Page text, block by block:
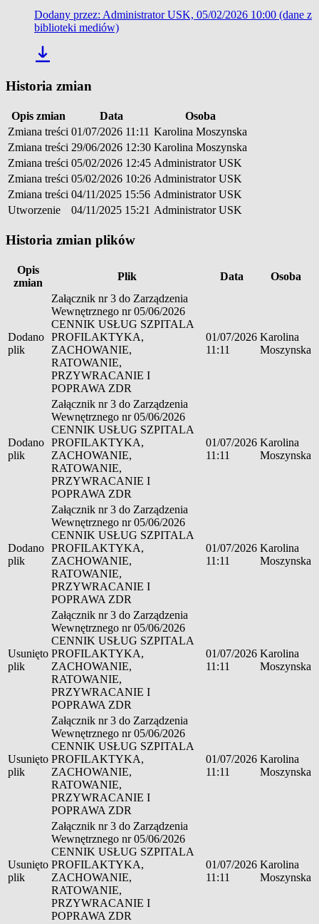
Dodany przez: Administrator USK, 05/02/2026 10:00 (dane z
biblioteki mediów)
Historia zmian
Opis zmian Data
Osoba
Zmiana treści 01/07/2026 11:11 Karolina Moszynska
Zmiana treści 29/06/2026 12:30 Karolina Moszynska
Zmiana treści 05/02/2026 12:45 Administrator USK
Zmiana treści 05/02/2026 10:26 Administrator USK
Zmiana treści 04/11/2025 15:56 Administrator USK
Utworzenie
04/11/2025 15:21 Administrator USK
Historia zmian plików
Opis
zmian
Plik Data Osoba
Dodano
plik
Załącznik nr 3 do Zarządzenia
Wewnętrznego nr 05/06/2026
CENNIK USŁUG SZPITALA
PROFILAKTYKA,
ZACHOWANIE,
RATOWANIE,
PRZYWRACANIE I
POPRAWA ZDR
01/07/2026
11:11
Karolina
Moszynska
Dodano
plik
Załącznik nr 3 do Zarządzenia
Wewnętrznego nr 05/06/2026
CENNIK USŁUG SZPITALA
PROFILAKTYKA,
ZACHOWANIE,
RATOWANIE,
PRZYWRACANIE I
POPRAWA ZDR
01/07/2026
11:11
Karolina
Moszynska
Dodano
plik
Załącznik nr 3 do Zarządzenia
Wewnętrznego nr 05/06/2026
CENNIK USŁUG SZPITALA
PROFILAKTYKA,
ZACHOWANIE,
RATOWANIE,
PRZYWRACANIE I
POPRAWA ZDR
01/07/2026
11:11
Karolina
Moszynska
Usunięto
plik
Załącznik nr 3 do Zarządzenia
Wewnętrznego nr 05/06/2026
CENNIK USŁUG SZPITALA
PROFILAKTYKA,
ZACHOWANIE,
RATOWANIE,
PRZYWRACANIE I
POPRAWA ZDR
01/07/2026
11:11
Karolina
Moszynska
Usunięto
plik
Załącznik nr 3 do Zarządzenia
Wewnętrznego nr 05/06/2026
CENNIK USŁUG SZPITALA
PROFILAKTYKA,
ZACHOWANIE,
RATOWANIE,
PRZYWRACANIE I
POPRAWA ZDR
01/07/2026
11:11
Karolina
Moszynska
Usunięto
plik
Załącznik nr 3 do Zarządzenia
Wewnętrznego nr 05/06/2026
CENNIK USŁUG SZPITALA
PROFILAKTYKA,
ZACHOWANIE,
RATOWANIE,
PRZYWRACANIE I
POPRAWA ZDR
01/07/2026
11:11
Karolina
Moszynska